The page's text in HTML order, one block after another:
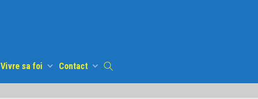
Vivre sa foi Contact